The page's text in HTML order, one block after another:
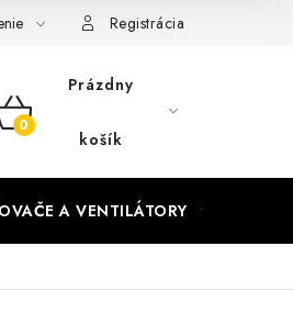
Registrácia
NÁKUPNÝ
Prázdny
košík
A VENTILÁTORY